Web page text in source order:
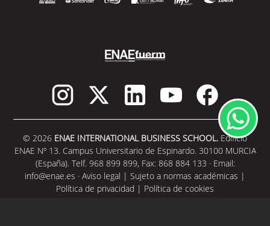
© 2026 ENAE INTERNATIONAL BUSINESS SCHOOL. Edificio
ENAE Nº 13. Campus Universitario de Espinardo. 30100 MURCIA
(España). Telf. 968 899 899, Fax: 868 884 133 · Email:
info@enae.es · Aviso legal | Sujeto a normas académicas |
Política de privacidad | Política de cookies